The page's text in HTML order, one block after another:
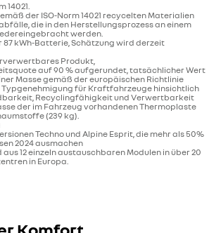
14021.
der ISO-Norm 14021 recycelten Materialien
die in den Herstellungsprozess an einem
werden.
87 kWh-Batterie, Schätzung wird derzeit
Produkt,
auf 90 % aufgerundet, tatsächlicher Wert
Masse gemäß der europäischen Richtlinie
Typgenehmigung für Kraftfahrzeuge hinsichtlich
Recyclingfähigkeit und Verwertbarkeit
der im Fahrzeug vorhandenen Thermoplaste
(239 kg).
Techno und Alpine Esprit, die mehr als 50%
2024 ausmachen
12 einzeln austauschbaren Modulen in über 20
in Europa.